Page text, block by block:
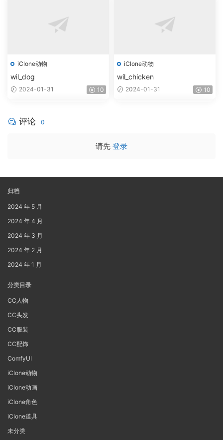
iClone动物
wil_dog
2024-01-31 10
iClone动物
wil_chicken
2024-01-31 10
评论 0
请先 登录
归档
2024 年 5 月
2024 年 4 月
2024 年 3 月
2024 年 2 月
2024 年 1 月
分类目录
CC人物
CC头发
CC服装
CC配饰
ComfyUI
iClone动物
iClone动画
iClone角色
iClone道具
未分类